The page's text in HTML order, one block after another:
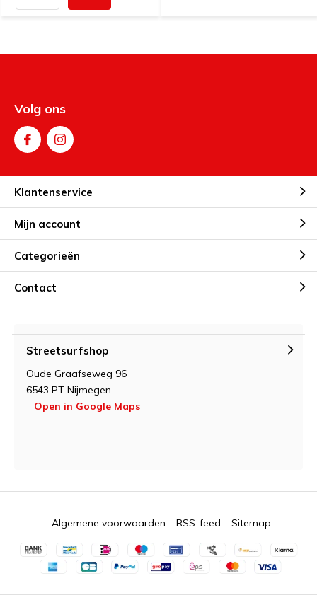
Volg ons
Klantenservice
Mijn account
Categorieën
Contact
Streetsurfshop
Oude Graafseweg 96
6543 PT Nijmegen
Open in Google Maps
Algemene voorwaarden RSS-feed Sitemap